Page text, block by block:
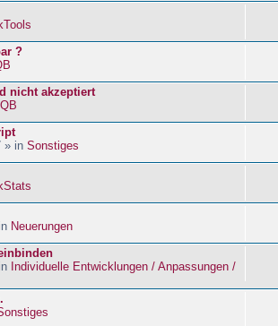
?
nicht akzeptiert
» in Sonstiges
Neuerungen
Individuelle Entwicklungen / Anpassungen /